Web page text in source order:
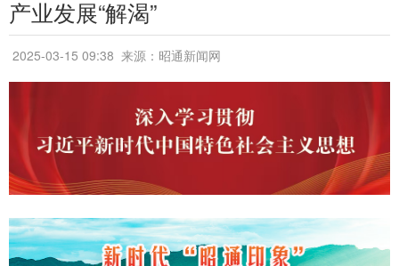
产业发展“解渴”
2025-03-15 09:38 来源：昭通新闻网